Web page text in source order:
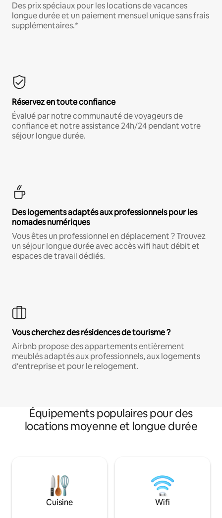
Des prix spéciaux pour les locations de vacances
longue durée et un paiement mensuel unique sans frais
supplémentaires.*
Réservez en toute confiance
Évalué par notre communauté de voyageurs de
confiance et notre assistance 24h/24 pendant votre
séjour longue durée.
Des logements adaptés aux professionnels pour les
nomades numériques
Vous êtes un professionnel en déplacement ? Trouvez
un séjour longue durée avec accès wifi haut débit et
espaces de travail dédiés.
Vous cherchez des résidences de tourisme ?
Airbnb propose des appartements entièrement
meublés adaptés aux professionnels, aux logements
d'entreprise et pour le relogement.
Équipements populaires pour des
locations moyenne et longue durée
Cuisine Wifi